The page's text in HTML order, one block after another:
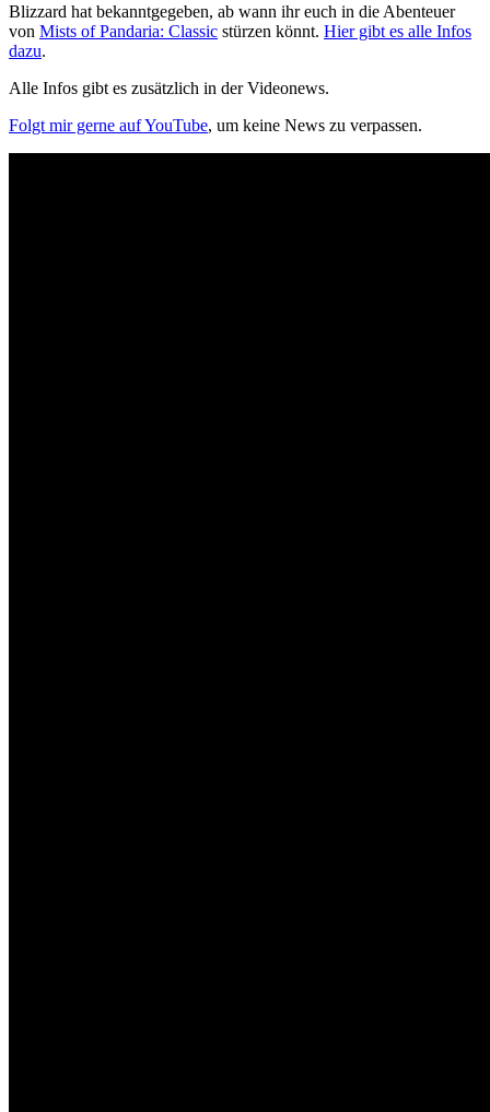
Blizzard hat bekanntgegeben, ab wann ihr euch in die Abenteuer
von Mists of Pandaria: Classic stürzen könnt. Hier gibt es alle Infos
dazu.
Alle Infos gibt es zusätzlich in der Videonews.
Folgt mir gerne auf YouTube, um keine News zu verpassen.